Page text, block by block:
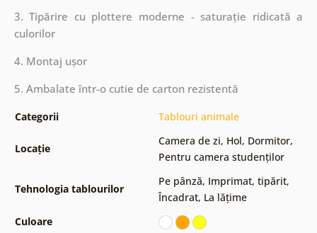
3. Tipărire cu plottere moderne - saturație ridicată a
culorilor
4. Montaj ușor
5. Ambalate într-o cutie de carton rezistentă
Categorii Tablouri animale
Locație
Camera de zi, Hol, Dormitor,
Pentru camera studenților
Tehnologia tablourilor
Pe pânză, Imprimat, tipărit,
Încadrat, La lățime
Culoare